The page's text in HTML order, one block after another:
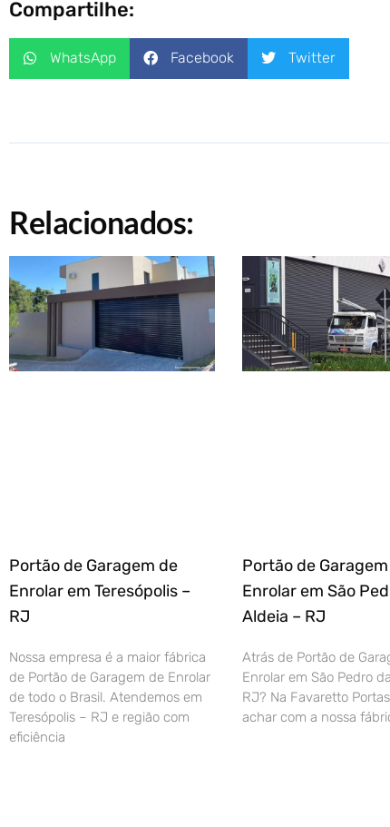
Compartilhe:
WhatsApp Facebook Twitter
Relacionados:
Portão de Garagem de
Enrolar em Teresópolis –
RJ
Nossa empresa é a maior fábrica
de Portão de Garagem de Enrolar
de todo o Brasil. Atendemos em
Teresópolis – RJ e região com
eficiência
Portão de
Enrolar em São
Aldeia – RJ
Atrás de Portão de
Enrolar em São Pedro
RJ? Na Favaretto
achar com a nossa